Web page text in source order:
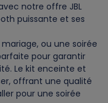
notre offre JBL
puissante et ses
ou une soirée
pour garantir
Le kit enceinte et
offrant une qualité
pour une soirée